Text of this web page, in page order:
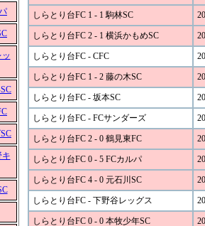
キ
しらとり台FC 1 - 1 駒林SC
しらとり台FC 2 - 1 横浜かもめSC
しらとり台FC - CFC
しらとり台FC 1 - 2 藤の木SC
しらとり台FC - 坂本SC
しらとり台FC - FCサンダーズ
しらとり台FC 2 - 0 鶴見東FC
しらとり台FC 0 - 5 FCカルパ
しらとり台FC 4 - 0 元石川SC
しらとり台FC - 下野谷レッグス
しらとり台FC 0 - 0 本牧少年SC